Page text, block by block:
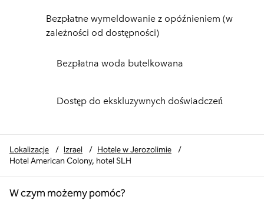
Bezpłatne wymeldowanie z opóźnieniem (w
zależności od dostępności)
Bezpłatna woda butelkowana
Dostęp do ekskluzywnych doświadczeń
Lokalizacje / Izrael / Hotele w Jerozolimie
/
Hotel American Colony, hotel SLH
W czym możemy pomóc?